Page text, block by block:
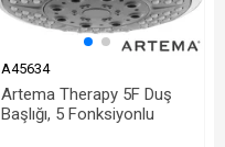
A45634
Artema Therapy 5F Duş
Başlığı, 5 Fonksiyonlu